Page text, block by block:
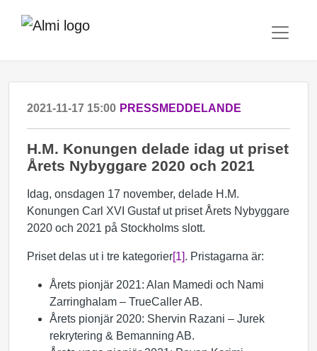
2021-11-17 15:00 PRESSMEDDELANDE
H.M. Konungen delade idag ut priset
Årets Nybyggare 2020 och 2021
Idag, onsdagen 17 november, delade H.M.
Konungen Carl XVI Gustaf ut priset Årets Nybyggare
2020 och 2021 på Stockholms slott.
Priset delas ut i tre kategorier[1]. Pristagarna är:
Årets pionjär 2021: Alan Mamedi och Nami
Zarringhalam – TrueCaller AB.
Årets pionjär 2020: Shervin Razani – Jurek
rekrytering & Bemanning AB.